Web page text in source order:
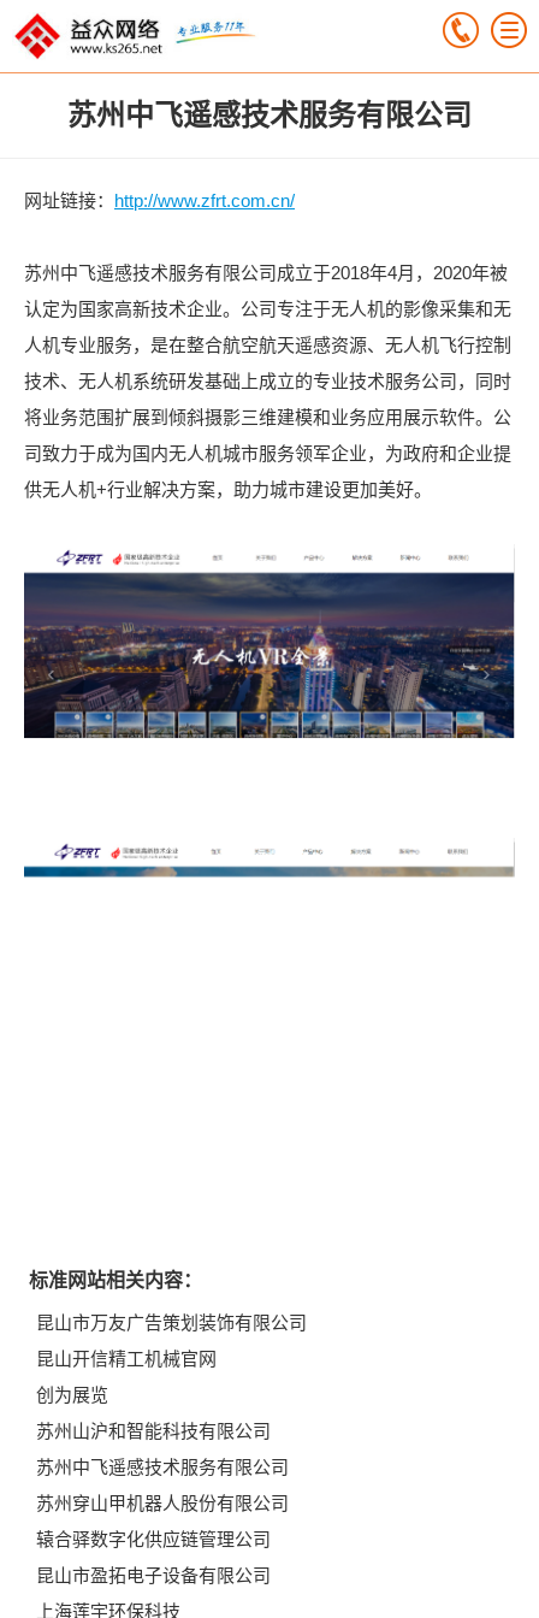
苏州中飞遥感技术服务有限公司
网址链接： http://www.zfrt.com.cn/
苏州中飞遥感技术服务有限公司成立于2018年4月，2020年被
认定为国家高新技术企业。公司专注于无人机的影像采集和无
人机专业服务，是在整合航空航天遥感资源、无人机飞行控制
技术、无人机系统研发基础上成立的专业技术服务公司，同时
将业务范围扩展到倾斜摄影三维建模和业务应用展示软件。公
司致力于成为国内无人机城市服务领军企业，为政府和企业提
供无人机+行业解决方案，助力城市建设更加美好。
标准网站相关内容：
昆山市万友广告策划装饰有限公司
昆山开信精工机械官网
创为展览
苏州山沪和智能科技有限公司
苏州中飞遥感技术服务有限公司
苏州穿山甲机器人股份有限公司
辕合驿数字化供应链管理公司
昆山市盈拓电子设备有限公司
上海莲宇环保科技